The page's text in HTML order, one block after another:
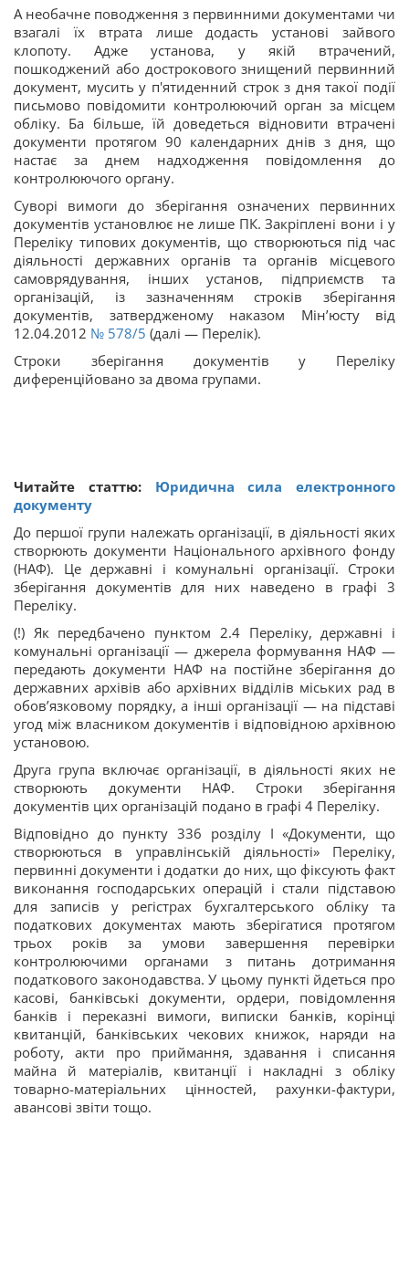
А необачне поводження з первинними документами чи
взагалі їх втрата лише додасть установі зайвого
клопоту. Адже установа, у якій втрачений,
пошкоджений або дострокового знищений первинний
документ, мусить у п'ятиденний строк з дня такої події
письмово повідомити контролюючий орган за місцем
обліку. Ба більше, їй доведеться відновити втрачені
документи протягом 90 календарних днів з дня, що
настає за днем надходження повідомлення до
контролюючого органу.
Суворі вимоги до зберігання означених первинних
документів установлює не лише ПК. Закріплені вони і у
Переліку типових документів, що створюються під час
діяльності державних органів та органів місцевого
самоврядування, інших установ, підприємств та
організацій, із зазначенням строків зберігання
документів, затвердженому наказом Мін’юсту від
12.04.2012 № 578/5 (далі — Перелік).
Строки зберігання документів у Переліку
диференційовано за двома групами.
Читайте статтю: Юридична сила електронного
документу
До першої групи належать організації, в діяльності яких
створюють документи Національного архівного фонду
(НАФ). Це державні і комунальні організації. Строки
зберігання документів для них наведено в графі 3
Переліку.
(!) Як передбачено пунктом 2.4 Переліку, державні і
комунальні організації — джерела формування НАФ —
передають документи НАФ на постійне зберігання до
державних архівів або архівних відділів міських рад в
обов’язковому порядку, а інші організації — на підставі
угод між власником документів і відповідною архівною
установою.
Друга група включає організації, в діяльності яких не
створюють документи НАФ. Строки зберігання
документів цих організацій подано в графі 4 Переліку.
Відповідно до пункту 336 розділу I «Документи, що
створюються в управлінській діяльності» Переліку,
первинні документи і додатки до них, що фіксують факт
виконання господарських операцій і стали підставою
для записів у регістрах бухгалтерського обліку та
податкових документах мають зберігатися протягом
трьох років за умови завершення перевірки
контролюючими органами з питань дотримання
податкового законодавства. У цьому пункті йдеться про
касові, банківські документи, ордери, повідомлення
банків і переказні вимоги, виписки банків, корінці
квитанцій, банківських чекових книжок, наряди на
роботу, акти про приймання, здавання і списання
майна й матеріалів, квитанції і накладні з обліку
товарно-матеріальних цінностей, рахунки-фактури,
авансові звіти тощо.